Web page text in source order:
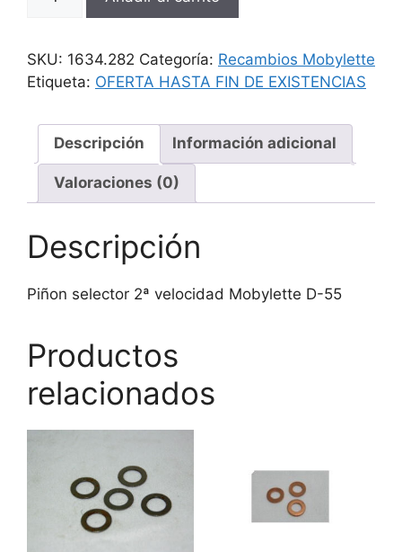
selector
velocidad
Mobylette
55
cantidad
SKU: 1634.282 Categoría: Recambios Mobylette
Etiqueta: OFERTA HASTA FIN DE EXISTENCIAS
Descripción Información adicional
Valoraciones (0)
Descripción
Piñon selector 2ª velocidad Mobylette D-55
Productos
relacionados